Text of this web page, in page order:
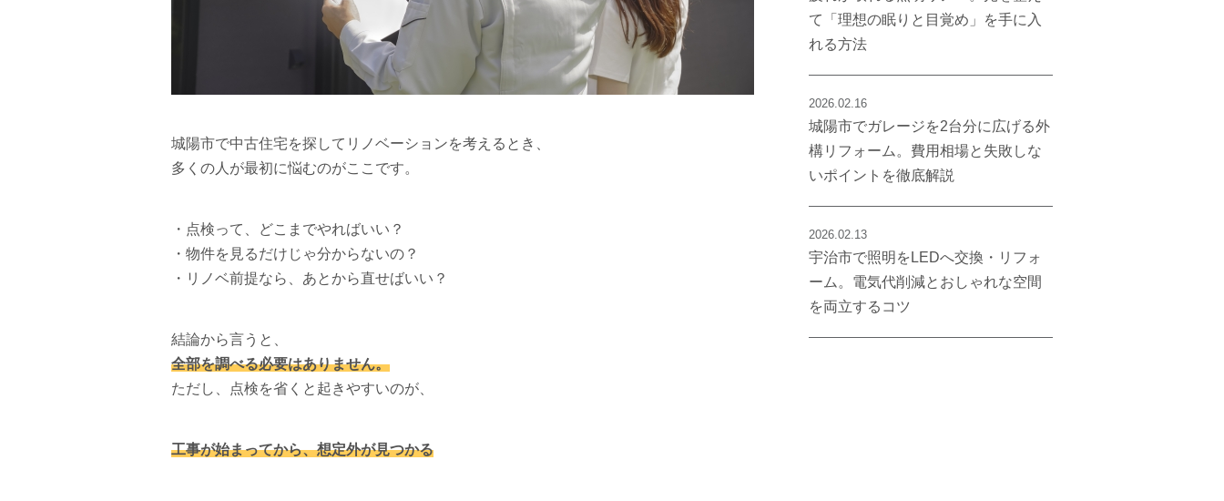
城陽市で中古住宅を探してリノベーションを考えるとき、
多くの人が最初に悩むのがここです。
・点検って、どこまでやればいい？
・物件を見るだけじゃ分からないの？
・リノベ前提なら、あとから直せばいい？
結論から言うと、
全部を調べる必要はありません。
ただし、点検を省くと起きやすいのが、
工事が始まってから、想定外が見つかる
て「理想の眠りと目覚め」を手に入
れる方法
2026.02.16
城陽市でガレージを2台分に広げる外
構リフォーム。費用相場と失敗しな
いポイントを徹底解説
2026.02.13
宇治市で照明をLEDへ交換・リフォ
ーム。電気代削減とおしゃれな空間
を両立するコツ